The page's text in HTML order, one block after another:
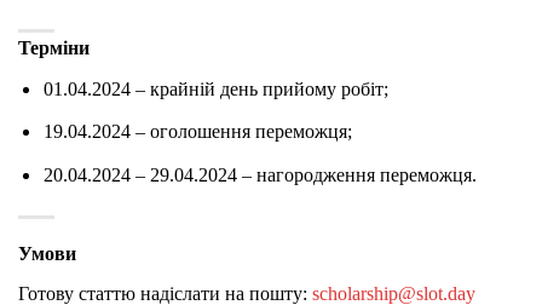
Терміни
01.04.2024 – крайній день прийому робіт;
19.04.2024 – оголошення переможця;
20.04.2024 – 29.04.2024 – нагородження переможця.
Умови
Готову статтю надіслати на пошту: scholarship@slot.day